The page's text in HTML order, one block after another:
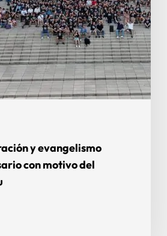
y evangelismo
con motivo del